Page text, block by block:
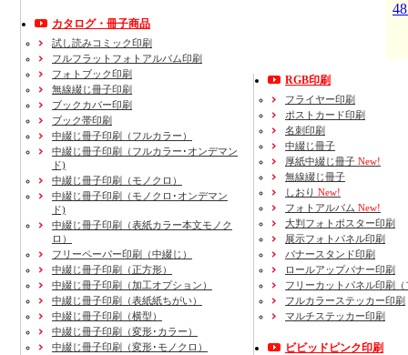
カタログ・冊子商品
試し読みコミック印刷
フルフラットフォトアルバム印刷
フォトブック印刷
無線綴じ冊子印刷
ブックカバー印刷
ブック帯印刷
中綴じ冊子印刷（フルカラー）
中綴じ冊子印刷（フルカラー･オンデマン
ド)
中綴じ冊子印刷（モノクロ）
中綴じ冊子印刷（モノクロ･オンデマン
ド)
中綴じ冊子印刷（表紙カラー本文モノク
ロ）
フリーペーパー印刷
（中綴じ）
中綴じ冊子印刷
（正方形）
中綴じ冊子印刷
（加工オプション）
中綴じ冊子印刷
（表紙紙ちがい）
中綴じ冊子印刷
（横型）
中綴じ冊子印刷
（変形･カラー）
中綴じ冊子印刷
（変形･モノクロ）
RGB印刷
フライヤー印刷
ポストカード印刷
名刺印刷
中綴じ冊子
厚紙中綴じ冊子 New!
無線綴じ冊子
しおり New!
フォトアルバム New!
大判フォトポスター印刷
展示フォトパネル印刷
バナースタンド印刷
ロールアップバナー印刷
フリーカットパネル印刷（
フルカラーステッカー印刷
マルチステッカー印刷
ビビッドピンク印刷